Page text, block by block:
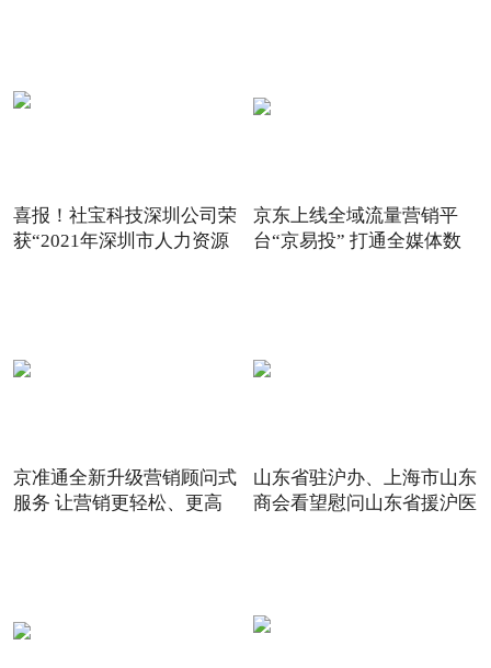
喜报！社宝科技深圳公司荣
获“2021年深圳市人力资源
京东上线全域流量营销平
台“京易投” 打通全媒体数
京准通全新升级营销顾问式
服务 让营销更轻松、更高
山东省驻沪办、上海市山东
商会看望慰问山东省援沪医